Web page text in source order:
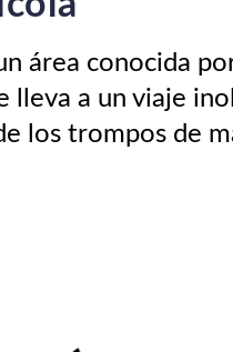
área conocida
a un viaje
los trompos de